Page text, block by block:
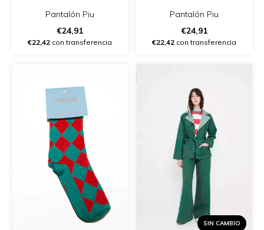
Pantalón Piu
€24,91
€22,42 con transferencia
Pantalón Piu
€24,91
€22,42 con transferencia
SIN CAMBIO